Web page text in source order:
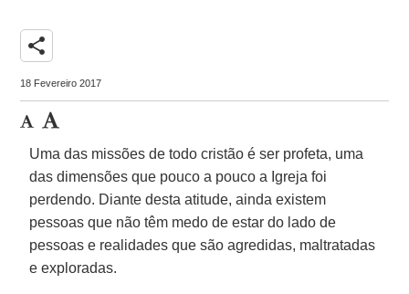
share
18 Fevereiro 2017
Uma das missões de todo cristão é ser profeta, uma
das dimensões que pouco a pouco a Igreja foi
perdendo. Diante desta atitude, ainda existem
pessoas que não têm medo de estar do lado de
pessoas e realidades que são agredidas, maltratadas
e exploradas.